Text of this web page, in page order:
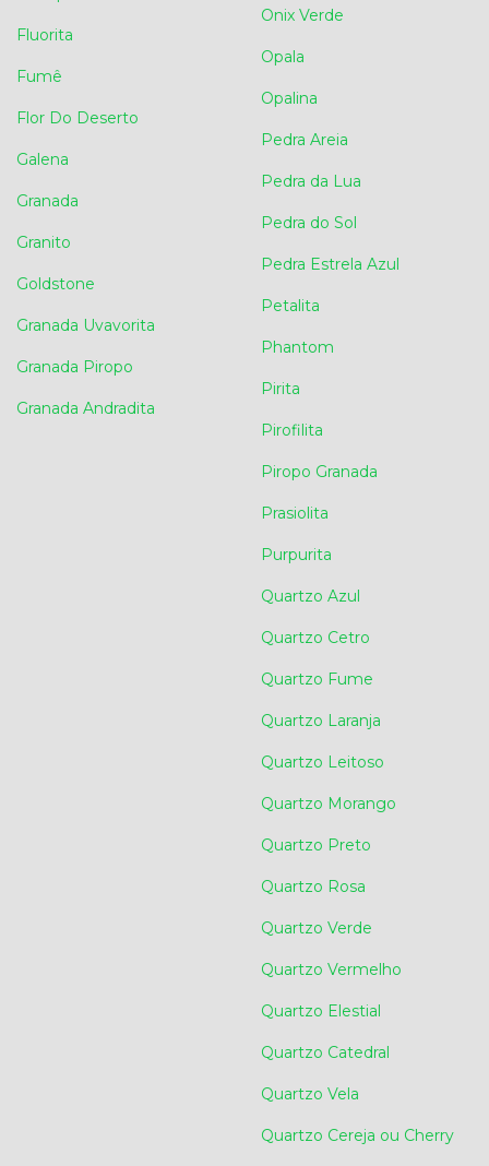
Fluorita
Fumê
Flor Do Deserto
Galena
Granada
Granito
Goldstone
Granada Uvavorita
Granada Piropo
Granada Andradita
Onix Verde
Opala
Opalina
Pedra Areia
Pedra da Lua
Pedra do Sol
Pedra Estrela Azul
Petalita
Phantom
Pirita
Pirofilita
Piropo Granada
Prasiolita
Purpurita
Quartzo Azul
Quartzo Cetro
Quartzo Fume
Quartzo Laranja
Quartzo Leitoso
Quartzo Morango
Quartzo Preto
Quartzo Rosa
Quartzo Verde
Quartzo Vermelho
Quartzo Elestial
Quartzo Catedral
Quartzo Vela
Quartzo Cereja ou Cherry